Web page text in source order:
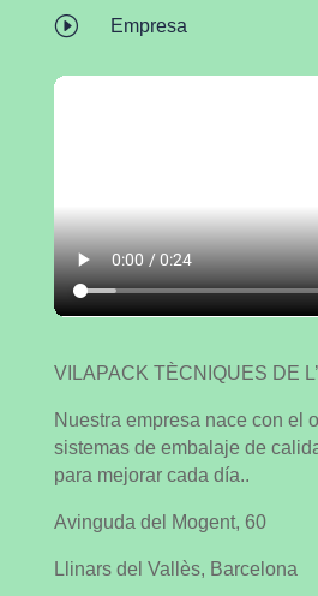
VILAPACK TÈCNIQUES DE
Nuestra empresa nace con el
sistemas de embalaje de
para mejorar cada día..
Avinguda del Mogent, 60
Llinars del Vallès, Barcelona
I Empresa